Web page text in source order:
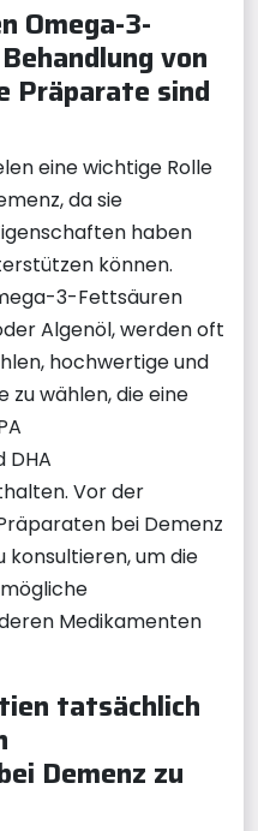
Omega-3-
von
Präparate sind
eine wichtige Rolle
da sie
haben
können.
3-Fettsäuren
Algenöl, werden oft
hochwertige und
wählen, die eine
DHA
Vor der
bei Demenz
konsultieren, um die
Medikamenten
tatsächlich
Demenz zu